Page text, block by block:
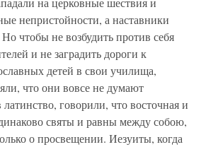
непристойности, а наставники
чтобы не возбудить против себя
и не заградить дороги к
детей в свои училища,
что они вовсе не думают
говорили, что восточная и
святы и равны между собою,
о просвещении. Иезуиты, когда